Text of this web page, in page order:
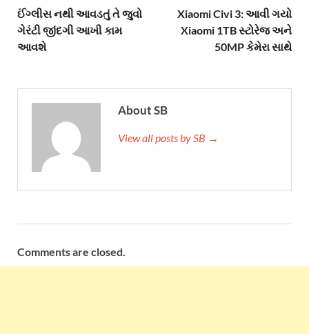
ઈંગ્લીસ નથી આવડતું તે જુવો
ગેરંટી જીંદગી આખી કામ
આવશે
Xiaomi Civi 3: આવી ગયો
Xiaomi 1TB સ્ટોરેજ અને
50MP કેમેરા સાથે
About SB
View all posts by SB →
Comments are closed.